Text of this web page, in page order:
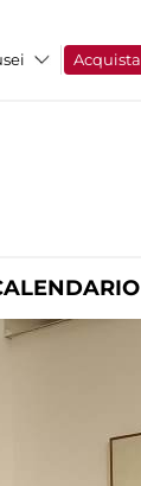
Acquista